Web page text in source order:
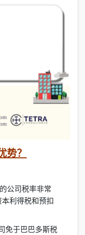
势？
公司税率非常
利得税和预扣
免于巴巴多斯税